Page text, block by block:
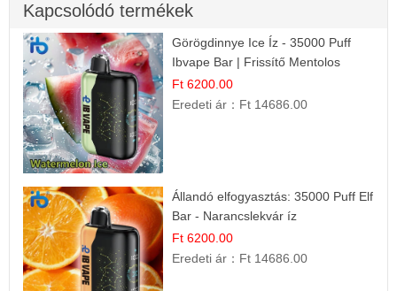
Kapcsolódó termékek
Görögdinnye Ice Íz - 35000 Puff
Ibvape Bar | Frissítő Mentolos
Élmény!
Ft 6200.00
Eredeti ár： Ft 14686.00
Állandó elfogyasztás: 35000 Puff Elf
Bar - Narancslekvár íz
Ft 6200.00
Eredeti ár： Ft 14686.00